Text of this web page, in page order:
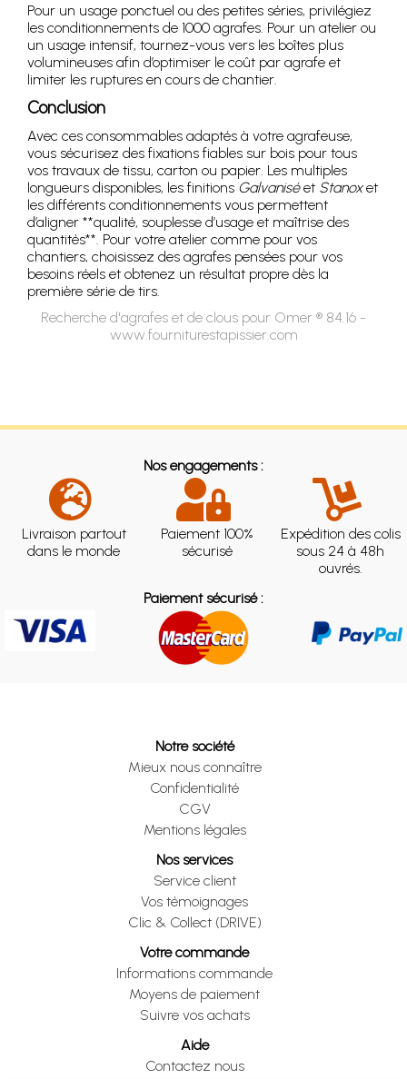
Pour un usage ponctuel ou des petites séries, privilégiez
les conditionnements de 1000 agrafes. Pour un atelier ou
un usage intensif, tournez-vous vers les boîtes plus
volumineuses afin d’optimiser le coût par agrafe et
limiter les ruptures en cours de chantier.
Conclusion
Avec ces consommables adaptés à votre agrafeuse,
vous sécurisez des fixations fiables sur bois pour tous
vos travaux de tissu, carton ou papier. Les multiples
longueurs disponibles, les finitions Galvaniséet Stanoxet
les différents conditionnements vous permettent
d’aligner **qualité, souplesse d’usage et maîtrise des
quantités**. Pour votre atelier comme pour vos
chantiers, choisissez des agrafes pensées pour vos
besoins réels et obtenez un résultat propre dès la
première série de tirs.
Recherche d'agrafes et de clous pour Omer ® 84.16 -
www.fourniturestapissier.com
Nos engagements :
Livraison partout
dans le monde
Paiement 100%
sécurisé
Expédition des colis
sous 24 à 48h
ouvrés.
Paiement sécurisé :
Notre société
Mieux nous connaître
Confidentialité
CGV
Mentions légales
Nos services
Service client
Vos témoignages
Clic & Collect (DRIVE)
Votre commande
Informations commande
Moyens de paiement
Suivre vos achats
Aide
Contactez nous